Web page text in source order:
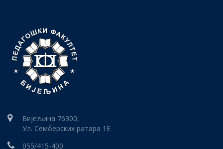
Бијељина 76300,
Ул. Семберских ратара 1E
055/415-400